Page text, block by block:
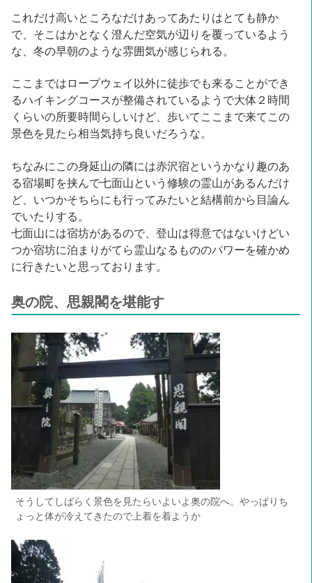
これだけ高いところなだけあってあたりはとても静か
で、そこはかとなく澄んだ空気が辺りを覆っているよう
な、冬の早朝のような雰囲気が感じられる。
ここまではロープウェイ以外に徒歩でも来ることができ
るハイキングコースが整備されているようで大体２時間
くらいの所要時間らしいけど、歩いてここまで来てこの
景色を見たら相当気持ち良いだろうな。
ちなみにこの身延山の隣には赤沢宿というかなり趣のあ
る宿場町を挟んで七面山という修験の霊山があるんだけ
ど、いつかそちらにも行ってみたいと結構前から目論ん
でいたりする。
七面山には宿坊があるので、登山は得意ではないけどい
つか宿坊に泊まりがてら霊山なるもののパワーを確かめ
に行きたいと思っております。
奥の院、思親閣を堪能す
そうしてしばらく景色を見たらいよいよ奥の院へ。やっぱりち
ょっと体が冷えてきたので 上着を着ようか